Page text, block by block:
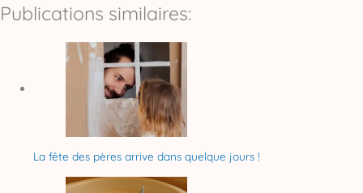
Publications similaires:
La fête des pères arrive dans quelque jours !